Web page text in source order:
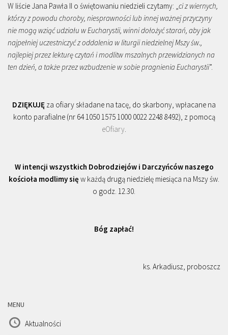
W liście Jana Pawła II o świętowaniu niedzieli czytamy: „ ci z wiernych,
którzy z powodu choroby, niesprawności lub innej ważnej przyczyny
nie mogą wziąć udziału w Eucharystii, winni dołożyć starań, aby jak
najpełniej uczestniczyć z oddalenia w liturgii niedzielnej Mszy św.,
najlepiej przez lekturę czytań i modlitw mszalnych przewidzianych na
ten dzień, a także przez wzbudzenie w sobie pragnienia Eucharystii”.
DZIĘKUJĘ za ofiary składane na tacę, do skarbony, wpłacane na
konto parafialne (nr 64 1050 1575 1000 0022 2248 8492), z pomocą
eOfiary
W intencji wszystkich Dobrodziejów i Darczyńców naszego
kościoła modlimy się w każdą drugą niedzielę miesiąca na Mszy św.
o godz. 12.30.
Bóg zapłać!
ks. Arkadiusz, proboszcz
MENU
Aktualności